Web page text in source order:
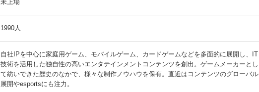
未上場
1990人
自社IPを中心に家庭用ゲーム、モバイルゲーム、カードゲームなどを多面的に展開し、IT
技術を活用した独自性の高いエンタテインメントコンテンツを創出。ゲームメーカーとし
て紡いできた歴史のなかで、様々な制作ノウハウを保有。直近はコンテンツのグローバル
展開やesportsにも注力。